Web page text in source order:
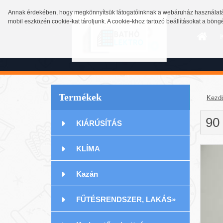
Annak érdekében, hogy megkönnyítsük látogatóinknak a webáruház
mobil eszközén cookie-kat tároljunk. A cookie-khoz tartozó beállításokat a
Termékek
KIÁRÚSÍTÁS
KLÍMA
Kazán
FŰTÉSRENDSZER, LAKÁS»
90